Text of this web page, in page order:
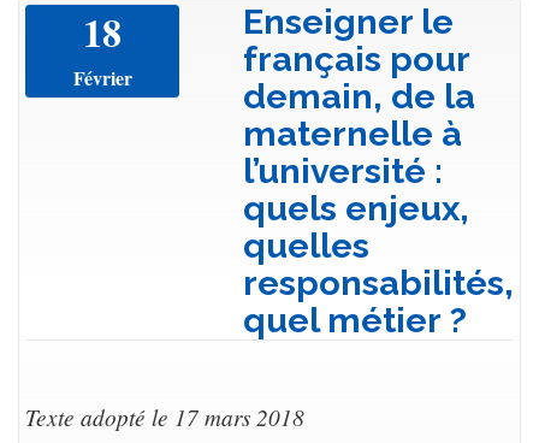
18
Février
Enseigner le
français pour
demain, de la
maternelle à
l’université :
quels enjeux,
quelles
responsabilités,
quel métier ?
Texte adopté le 17 mars 2018